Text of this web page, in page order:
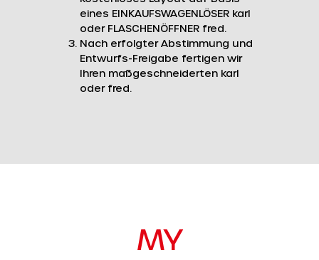
eines EINKAUFSWAGENLÖSER karl
oder FLASCHENÖFFNER fred.
Nach erfolgter Abstimmung und
Entwurfs-Freigabe fertigen wir
Ihren maßgeschneiderten karl
oder fred.
MY